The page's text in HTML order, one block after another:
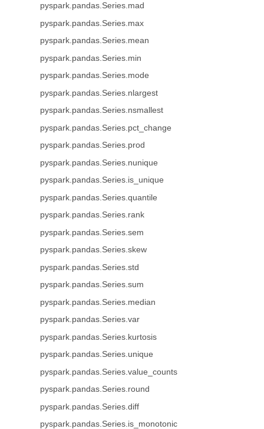
pyspark.pandas.Series.mad
pyspark.pandas.Series.max
pyspark.pandas.Series.mean
pyspark.pandas.Series.min
pyspark.pandas.Series.mode
pyspark.pandas.Series.nlargest
pyspark.pandas.Series.nsmallest
pyspark.pandas.Series.pct_change
pyspark.pandas.Series.prod
pyspark.pandas.Series.nunique
pyspark.pandas.Series.is_unique
pyspark.pandas.Series.quantile
pyspark.pandas.Series.rank
pyspark.pandas.Series.sem
pyspark.pandas.Series.skew
pyspark.pandas.Series.std
pyspark.pandas.Series.sum
pyspark.pandas.Series.median
pyspark.pandas.Series.var
pyspark.pandas.Series.kurtosis
pyspark.pandas.Series.unique
pyspark.pandas.Series.value_counts
pyspark.pandas.Series.round
pyspark.pandas.Series.diff
pyspark.pandas.Series.is_monotonic